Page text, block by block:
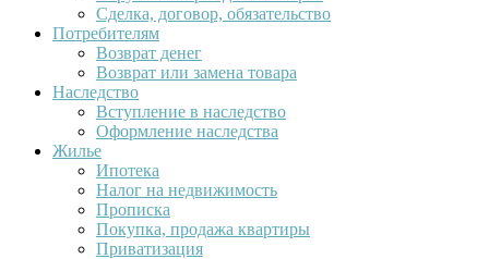
Сделка, договор, обязательство
Потребителям
Возврат денег
Возврат или замена товара
Наследство
Вступление в наследство
Оформление наследства
Жилье
Ипотека
Налог на недвижимость
Прописка
Покупка, продажа квартиры
Приватизация